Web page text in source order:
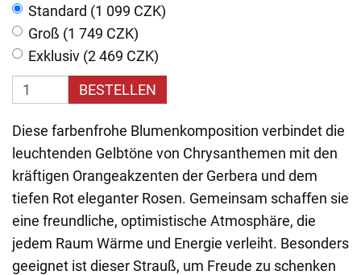
Standard (1 099 CZK)
Groß (1 749 CZK)
Exklusiv (2 469 CZK)
BESTELLEN
Diese farbenfrohe Blumenkomposition verbindet die
leuchtenden Gelbtöne von Chrysanthemen mit den
kräftigen Orangeakzenten der Gerbera und dem
tiefen Rot eleganter Rosen. Gemeinsam schaffen sie
eine freundliche, optimistische Atmosphäre, die
jedem Raum Wärme und Energie verleiht. Besonders
geeignet ist dieser Strauß, um Freude zu schenken